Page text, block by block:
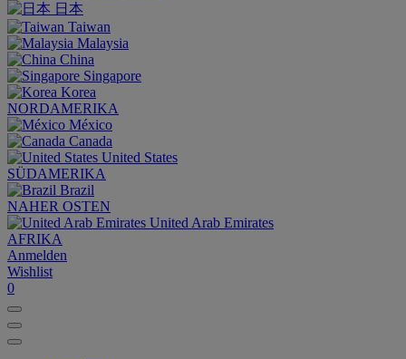
日本
Taiwan
Malaysia
China
Singapore
Korea
NORDAMERIKA
México
Canada
United States
SÜDAMERIKA
Brazil
NAHER OSTEN
United Arab Emirates
AFRIKA
Anmelden
Wishlist
0